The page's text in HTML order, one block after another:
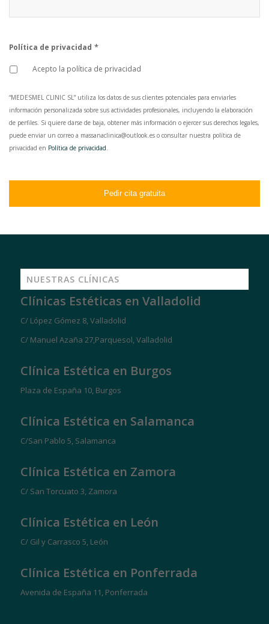
Política de privacidad *
Acepto la política de privacidad
“MEDESMEL CLINIC SL” utiliza los datos de sus clientes potenciales para enviarles
información personalizada sobre sus actividades profesionales, incluyendo la elaboración
de perfiles. Si quiere darse de baja, obtener más información o ejercer sus derechos legales,
puede enviar un correo a massanaclinica@outlook.es o consultar nuestra política de
privacidad en Política de privacidad
NUESTRAS CLÍNICAS
Clínicas Estéticas en Valladolid
C/ López Gómez 8, Valladolid
C/ Manuel Azaña 27,Parquesol, Valladolid
Clínica Estética en Burgos
Plaza de España 10, Burgos
Clínica Estética en Salamanca
C/San Pablo 5, Salamanca
Clínica Estética en Zamora
C/ San Torcuato 3, Zamora
Clínica Estética en León
C/ Gil y Carrasco 5, León
Clínica Estética en Ponferrada
Avenida de España 11, Ponferrada